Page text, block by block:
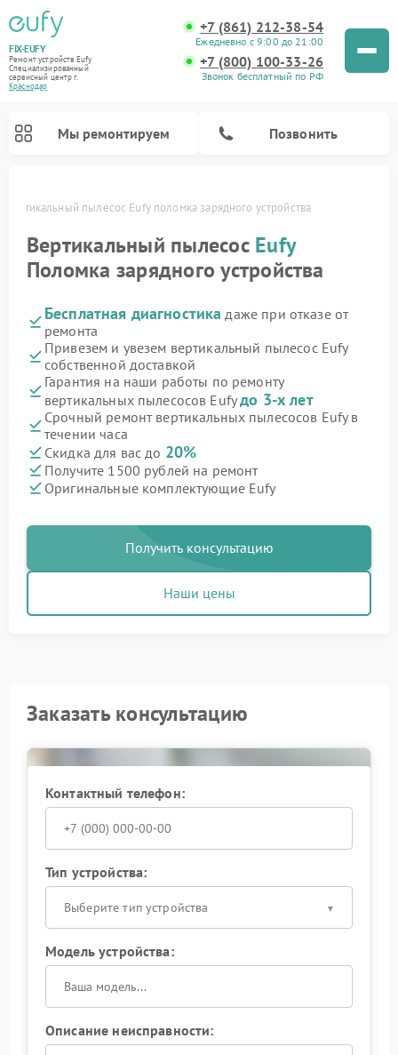
FIX-EUFY
Ремонт устройств Eufy
Специализированный
cервисный центр г.
Краснодар
+7 (861) 212-38-54
Ежедневно с 9:00 до 21:00
+7 (800) 100-33-26
Звонок бесплатный по РФ
Мы ремонтируем Позвонить
Вертикальный пылесос Eufy поломка зарядного устройства
Вертикальный пылесос Eufy
Поломка зарядного устройства
Бесплатная диагностика даже при отказе от
ремонта
Привезем и увезем вертикальный пылесос Eufy
собственной доставкой
Гарантия на наши работы по ремонту
вертикальных пылесосов Eufyдо 3-х лет
Срочный ремонт вертикальных пылесосов Eufy в
течении часа
Скидка для вас до 20%
Получите 1500 рублей на ремонт
Оригинальные комплектующие Eufy
Получить консультацию
Наши цены
Заказать консультацию
Контактный телефон:
Тип устройства:
Выберите тип устройства
Модель устройства:
Описание неисправности: